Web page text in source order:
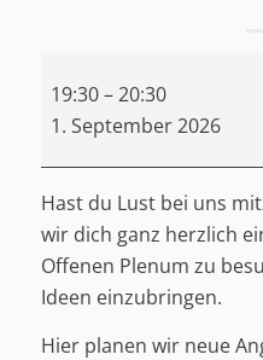
Plenum
(HdE
und
online)
19:30 –20:30
1. September 2026
Hast du Lust bei uns
wir dich ganz herzlich
Offenen Plenum zu
Ideen einzubringen.
Hier planen wir neue